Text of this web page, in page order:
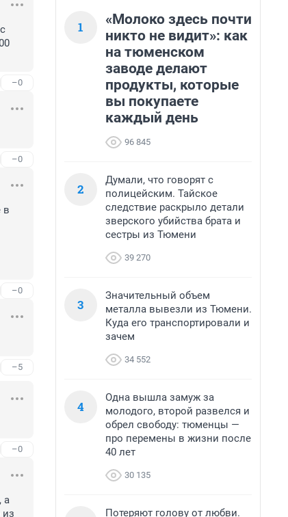
–0
–0
в
–0
–5
–0
а
1
«Молоко здесь почти
никто не видит»: как
на тюменском
заводе делают
продукты, которые
вы покупаете
каждый день
96 845
2
Думали, что говорят с
полицейским. Тайское
следствие раскрыло детали
зверского убийства брата и
сестры из Тюмени
39 270
3
Значительный объем
металла вывезли из Тюмени.
Куда его транспортировали и
зачем
34 552
4
Одна вышла замуж за
молодого, второй развелся и
обрел свободу: тюменцы —
про перемены в жизни после
40 лет
30 135
Потеряют голову от любви.